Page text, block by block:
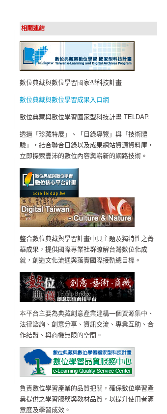
相關連結
數位典藏與數位學習國家型科技計畫
數位典藏與數位學習成果入口網
數位典藏與數位學習國家型科技計畫 TELDAP.
透過「珍藏特展」、「目錄導覽」與「技術體
驗」，結合聯合目錄以及成果網站資源資料庫，
立即探索豐沛的數位內容與嶄新的網路技術。
整合數位典藏與學習計畫中具主題及獨特性之菁
華成果，提供國際專業社群瞭解台灣數位化成
就，創造文化流通與落實國際接軌總目標。
本平台主要為典藏創意產業建構一個資源集中、
法律諮詢、創意分享、資訊交流、專業互助、合
作結盟、與商機無限的空間。
負責數位學習產業的品質把關，確保數位學習產
業提供之學習服務與教材品質，以提升使用者滿
意度及學習成效。